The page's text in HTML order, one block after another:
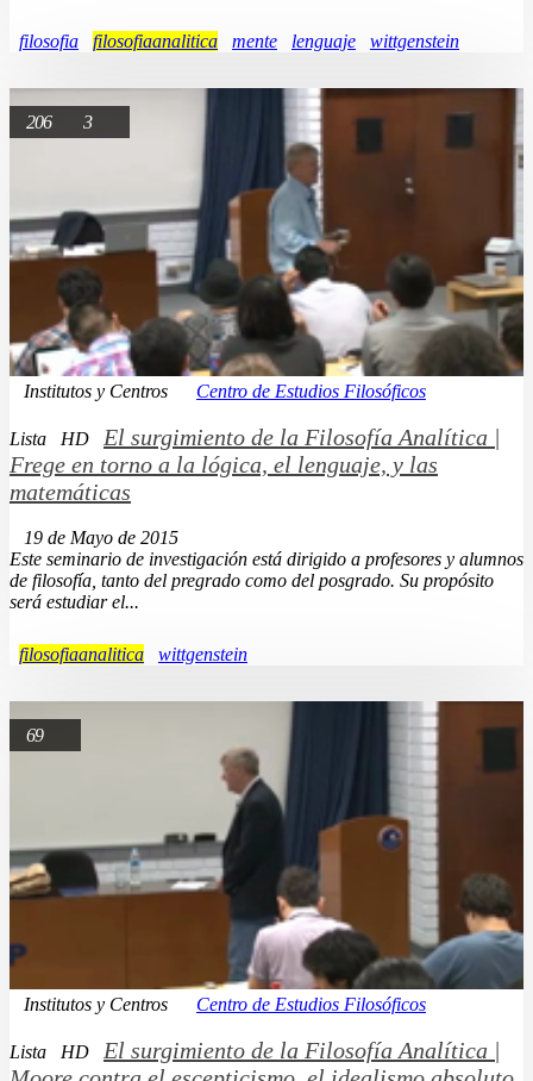
filosofia filosofiaanalitica mente lenguaje wittgenstein
206 3
Institutos y Centros Centro de Estudios Filosóficos
Lista HD
El surgimiento de la Filosofía Analítica |
Frege en torno a la lógica, el lenguaje, y las
matemáticas
19 de Mayo de 2015
Este seminario de investigación está dirigido a profesores y alumnos
de filosofía, tanto del pregrado como del posgrado. Su propósito
será estudiar el...
filosofiaanalitica wittgenstein
69
Institutos y Centros Centro de Estudios Filosóficos
Lista HD
El surgimiento de la Filosofía Analítica |